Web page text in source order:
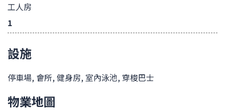
工人房
1
設施
停車場 會所 健身房 室內泳池 穿梭巴士
物業地圖